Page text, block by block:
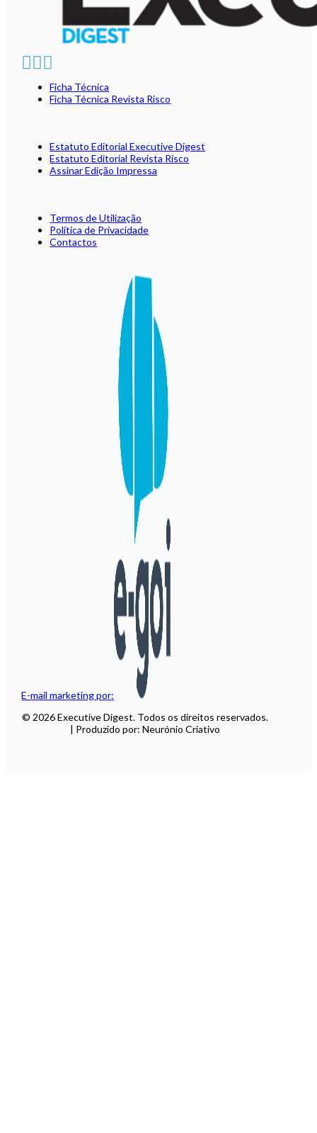
E-mail marketing por:
Ficha Técnica
Ficha Técnica Revista Risco
Estatuto Editorial Executive Digest
Estatuto Editorial Revista Risco
Assinar Edição Impressa
Termos de Utilização
Política de Privacidade
Contactos
© 2026 Executive Digest. Todos os direitos reservados.
| Produzido por: Neurónio Criativo